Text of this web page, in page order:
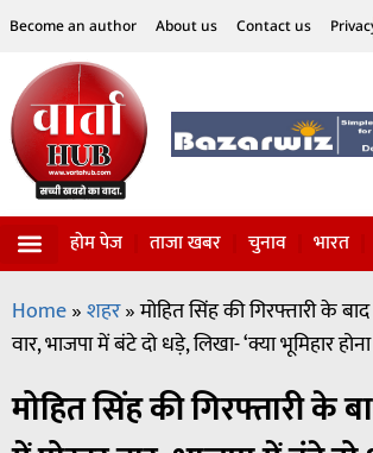
Become an author About us Contact us
होम पेज ताजा खबर चुनाव भारत
Home»शहर»मोहित सिंह की गिरफ्तारी के
वार, भाजपा में बंटे दो धड़े, लिखा- ‘क्या भूमिहार
मोहित सिंह की गिरफ्तारी के